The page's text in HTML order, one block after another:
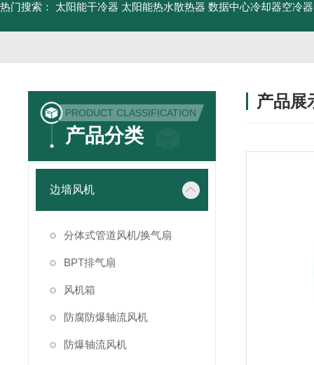
热门搜索： 太阳能干冷器 太阳能热水散热器 数据中心冷却器空冷器
PRODUCT CLASSIFICATION
产品分类
边墙风机
分体式管道风机/换气扇
BPT排气扇
风机箱
防腐防爆轴流风机
防爆轴流风机
产品展